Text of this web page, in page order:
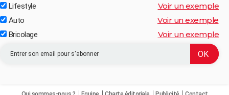
Lifestyle Voir un exemple
Auto Voir un exemple
Bricolage Voir un exemple